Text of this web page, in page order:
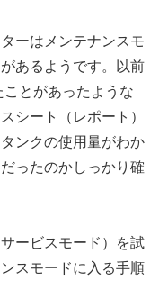
ーはメンテナンスモ
あるようです。以前
とがあったような
シート（レポート）
ンクの使用量がわか
ったのかしっかり確
ービスモード）を試
スモードに入る手順